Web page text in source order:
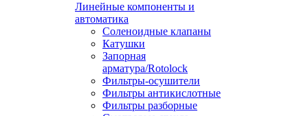
Линейные компоненты и
автоматика
Соленоидные клапаны
Катушки
Запорная
арматура/Rotolock
Фильтры-осушители
Фильтры антикислотные
Фильтры разборные